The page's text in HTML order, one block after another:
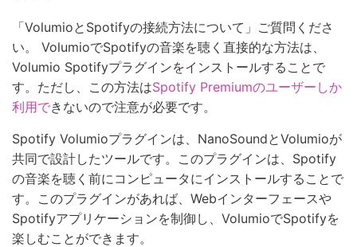
「VolumioとSpotifyの接続方法について」ご質問くださ
い。 VolumioでSpotifyの音楽を聴く直接的な方法は、
Volumio Spotifyプラグインをインストールすることで
す。ただし、この方法はSpotify Premiumのユーザーしか
利用できないので注意が必要です。
Spotify Volumioプラグインは、NanoSoundとVolumioが
共同で設計したツールです。このプラグインは、Spotify
の音楽を聴く前にコンピュータにインストールすることで
す。このプラグインがあれば、Webインターフェースや
Spotifyアプリケーションを制御し、VolumioでSpotifyを
楽しむことができます。